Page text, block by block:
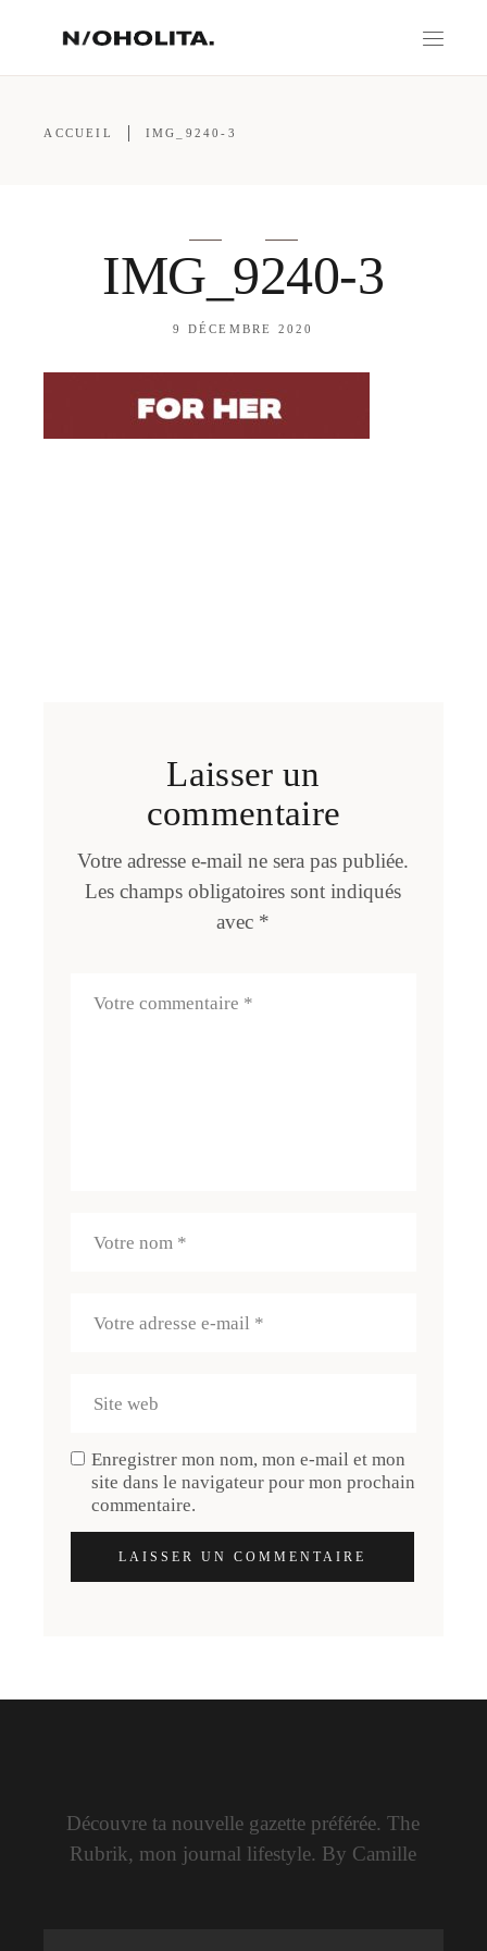
ACCUEIL IMG_9240-3
IMG_9240-3
9 DÉCEMBRE 2020
Laisser un
commentaire
Votre adresse e-mail ne sera pas publiée.
Les champs obligatoires sont indiqués
avec *
Enregistrer mon nom, mon e-mail et mon
site dans le navigateur pour mon prochain
commentaire.
LAISSER UN COMMENTAIRE
Découvre ta nouvelle gazette préférée. The
Rubrik, mon journal lifestyle. By Camille